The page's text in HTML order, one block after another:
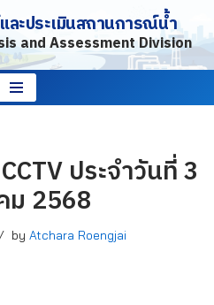
ละประเมินสถานการณ์น้ำ
and Assessment Division
ประจำวันที่ 3
ม 2568
by Atchara Roengjai